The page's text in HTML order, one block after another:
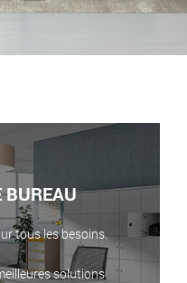
BUREAU
tous les besoins.
solutions